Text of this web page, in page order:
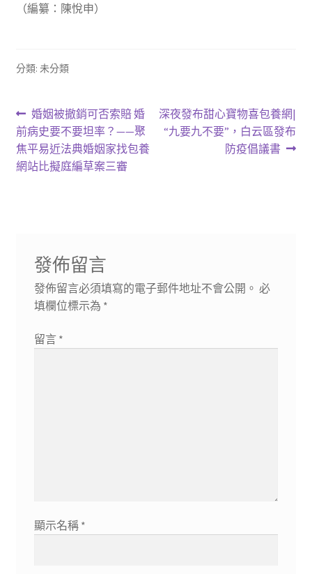
（編纂：陳悅申）
分類: 未分類
文
章
導
上
一
篇
文
婚姻被撤銷可否索賠 婚
前病史要不要坦率？——聚
焦平易近法典婚姻家找包養
網站比擬庭編草案三審
下
一
深夜發布甜心寶物喜包養網|
“九要九不要”，白云區發布
防疫倡議書
發佈留言
發佈留言必須填寫的電子郵件地址不會公開。 必
填欄位標示為 *
留言 *
顯示名稱 *